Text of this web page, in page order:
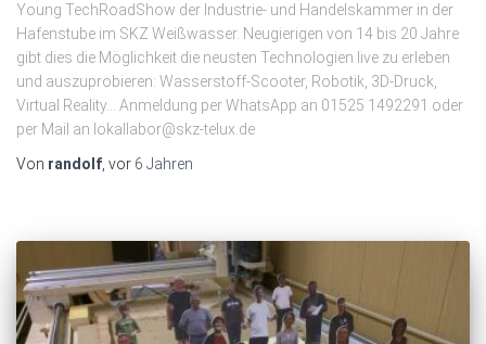
Young TechRoadShow der Industrie- und Handelskammer in der
Hafenstube im SKZ Weißwasser. Neugierigen von 14 bis 20 Jahre
gibt dies die Möglichkeit die neusten Technologien live zu erleben
und auszuprobieren: Wasserstoff-Scooter, Robotik, 3D-Druck,
Virtual Reality… Anmeldung per WhatsApp an 01525 1492291 oder
per Mail an lokallabor@skz-telux.de
Von randolf, vor 6 Jahren